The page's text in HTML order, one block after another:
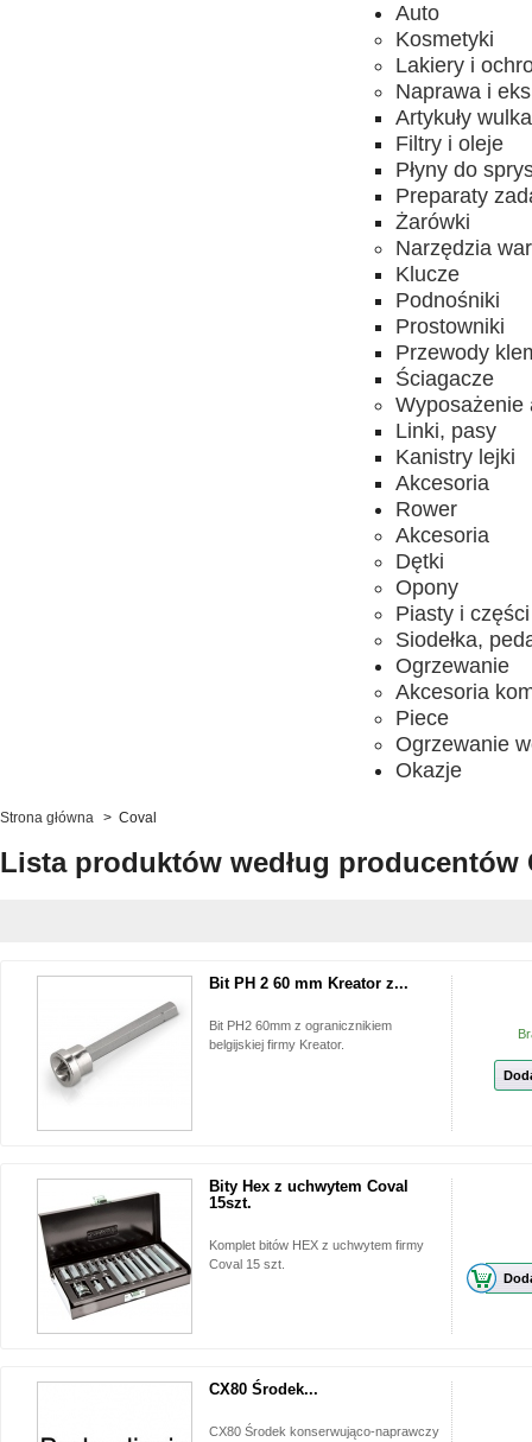
Auto
Kosmetyki
Lakiery i
Naprawa i
Artykuły
Filtry i oleje
Płyny do
Preparaty
Żarówki
Narzędzia
Klucze
Podnośniki
Prostowniki
Przewody
Ściagacze
Wyposażenie
Linki, pasy
Kanistry lejki
Akcesoria
Rower
Akcesoria
Dętki
Opony
Piasty i części
Siodełka,
Ogrzewanie
Akcesoria
Piece
Ogrzewanie
Okazje
Strona główna > Coval
Lista produktów według producentów
Bit PH 2 60 mm Kreator z...
Bit PH2 60mm z ogranicznikiem
belgijskiej firmy Kreator.
Bity Hex z uchwytem Coval
15szt.
Komplet bitów HEX z uchwytem firmy
Coval 15 szt.
CX80 Środek...
CX80 Środek konserwująco-naprawczy